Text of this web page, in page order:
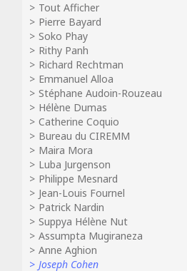
Tout Afficher
Pierre Bayard
Soko Phay
Rithy Panh
Richard Rechtman
Emmanuel Alloa
Stéphane Audoin-Rouzeau
Hélène Dumas
Catherine Coquio
Bureau du CIREMM
Maira Mora
Luba Jurgenson
Philippe Mesnard
Jean-Louis Fournel
Patrick Nardin
Suppya Hélène Nut
Assumpta Mugiraneza
Anne Aghion
Joseph Cohen